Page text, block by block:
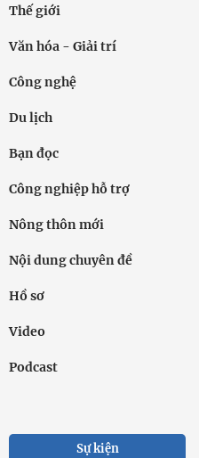
Thế giới
Văn hóa - Giải trí
Công nghệ
Du lịch
Bạn đọc
Công nghiệp hỗ trợ
Nông thôn mới
Nội dung chuyên đề
Hồ sơ
Video
Podcast
Sự kiện